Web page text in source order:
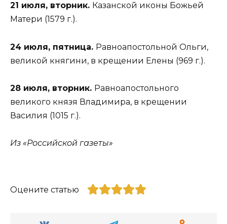
21 июля, вторник. Казанской иконы Божьей
Матери (1579 г.).
24 июля, пятница. Равноапостольной Ольги,
великой княгини, в крещении Елены (969 г.).
28 июля, вторник. Равноапостольного
великого князя Владимира, в крещении
Василия (1015 г.).
Из «Российской газеты»
Оцените статью